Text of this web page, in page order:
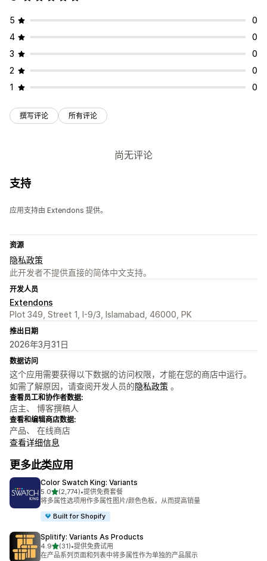
5
0
4
0
3
0
2
0
1
0
撰写评论 所有评论
尚无评论
支持
应用支持由 Extendons 提供。
资源
隐私政策
此开发者不提供直接的简体中文支持。
开发人员
Extendons
Plot 349, Street 1, I-9/3, Islamabad, 46000, PK
推出日期
2026年3月31日
数据访问
这个应用需要获得以下数据的访问权限，才能在您的商店中运行。
如需了解原因，请查阅开发人员的隐私政策 。
查看员工和协作者数据:
店主、 博客撰稿人
查看和编辑商店数据:
产品、 在线商店
查看详细信息
更多此类应用
Color Swatch King: Variants
5.0星（满分 5 星）
(2,774)
总共 2774 条评论
•提供免费套餐
将多属性选项用作多属性图片/颜色色板，从而提高销量
Built for Shopify
Splitify: Variants As Products
4.9星（满分 5 星）
(31)
总共 31 条评论
•提供免费试用
在产品系列页面和列表中将多属性作为单独的产品展示